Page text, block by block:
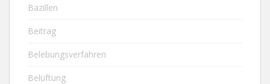
Bazillen
Beitrag
Belebungsverfahren
Belüftung